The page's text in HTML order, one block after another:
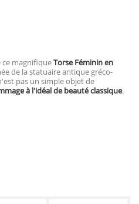
ce magnifiqueTorse Féminin en
de la statuaire antique gréco-
pas un simple objet de
à l'idéal de beauté classique.